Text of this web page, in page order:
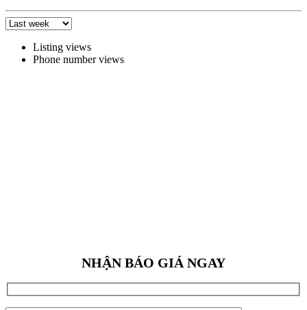
Listing views
Phone number views
NHẬN BÁO GIÁ NGAY